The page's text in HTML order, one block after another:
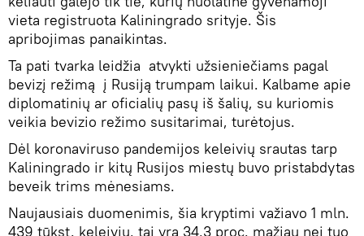
vieta registruota Kaliningrado srityje. Šis
apribojimas panaikintas.
Ta pati tvarka leidžia atvykti užsieniečiams pagal
bevizį režimą į Rusiją trumpam laikui. Kalbame apie
diplomatinių ar oficialių pasų iš šalių, su kuriomis
veikia bevizio režimo susitarimai, turėtojus.
Dėl koronaviruso pandemijos keleivių srautas tarp
Kaliningrado ir kitų Rusijos miestų buvo pristabdytas
beveik trims mėnesiams.
Naujausiais duomenimis, šia kryptimi važiavo 1 mln.
439 tūkst. keleivių, tai yra 34,3 proc. mažiau nei tuo